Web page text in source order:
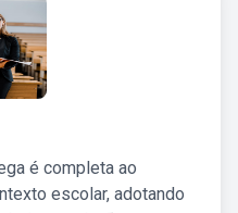
é completa ao
escolar, adotando